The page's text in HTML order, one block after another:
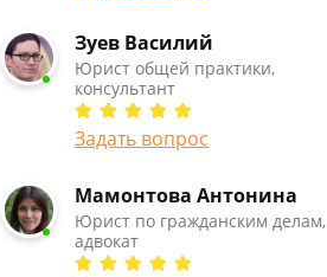
Зуев Василий
Юрист общей практики,
консультант
Задать вопрос
Мамонтова Антонина
Юрист по гражданским делам,
адвокат